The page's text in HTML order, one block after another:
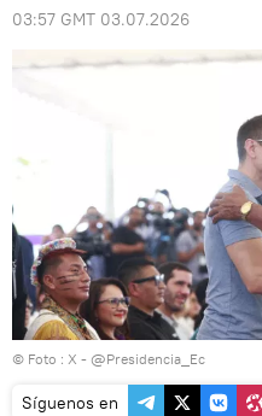
03:57 GMT 03.07.2026
© Foto : X - @Presidencia_Ec
Síguenos en